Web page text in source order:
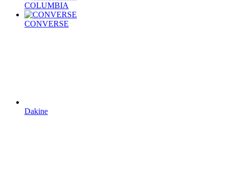
COLUMBIA
CONVERSE
Dakine